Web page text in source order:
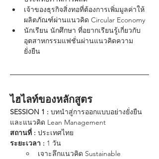
เจ้าของธุรกิจสิ่งทอที่ต้องการเพิ่มมูลค่าให้
ผลิตภัณฑ์ผ่านแนวคิด Circular Economy
นักเรียน นักศึกษา ที่อยากเรียนรู้เกี่ยวกับ
อุตสาหกรรมแฟชั่นผ่านแนวคิดความ
ยั่งยืน
ไฮไลท์ของหลักสูตร
SESSION 1 : บทนำสู่การออกแบบอย่างยั่งยืน
และแนวคิด Lean Management
สถานที่ : ประเทศไทย
ระยะเวลา : 1 วัน
เจาะลึกแนวคิด Sustainable